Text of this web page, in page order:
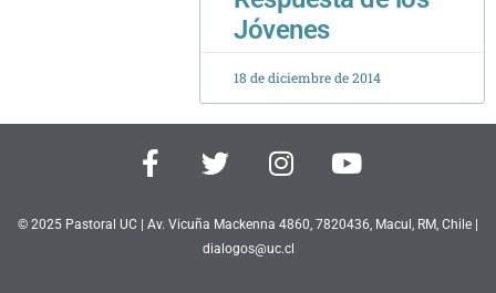
18 de diciembre de 2014
F
a
e
T
w
t
t
I
n
t
a
Y
o
t
© 2025 Pastoral UC | Av. Vicuña Mackenna 4860, 7820436, Macul, RM, Chile |
dialogos@uc.cl